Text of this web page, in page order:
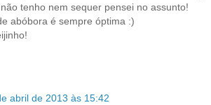
tenho nem sequer pensei no assunto!
abóbora é sempre óptima :)
abril de 2013 às 15:42